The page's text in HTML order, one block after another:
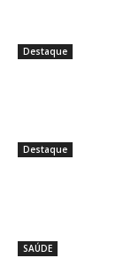
Destaque
Destaque
SAÚDE